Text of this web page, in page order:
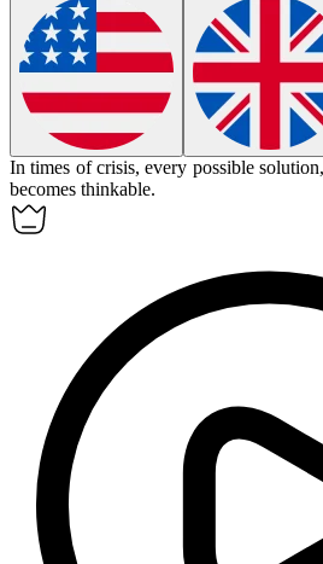
In times of crisis, every possible
becomesthinkable.